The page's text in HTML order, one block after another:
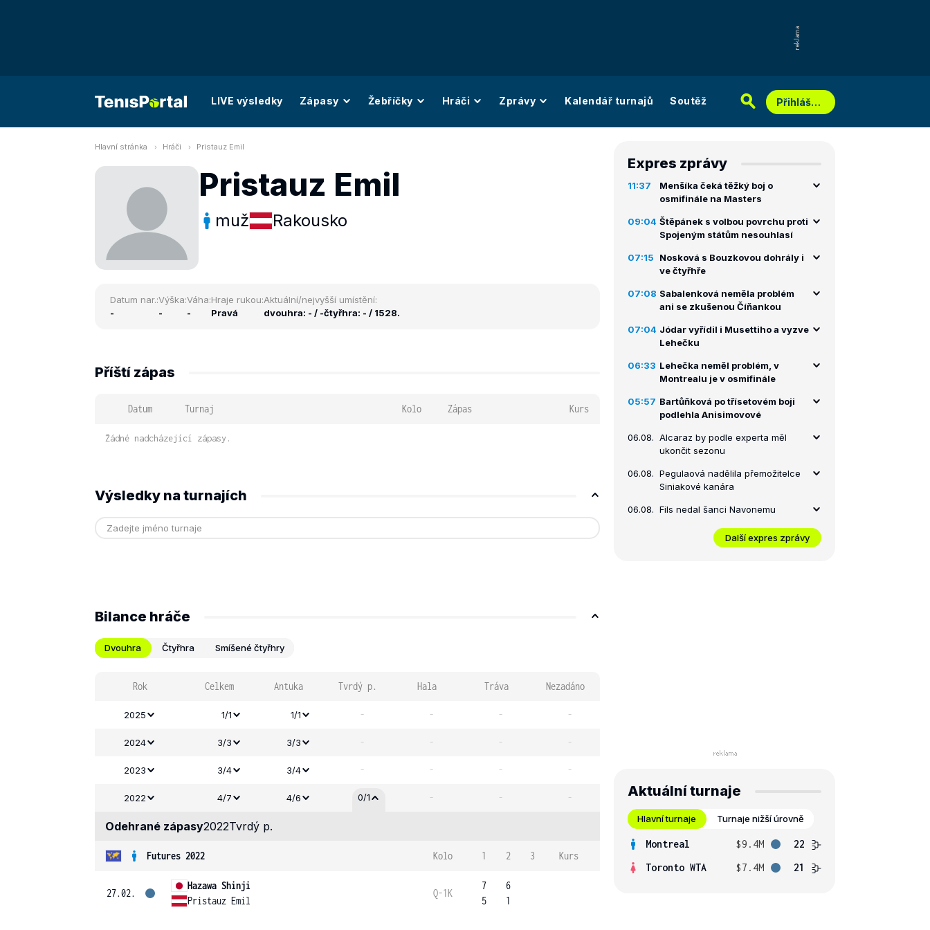
LIVE výsledky Zápasy Žebříčky Hráči Zprávy Kalendář turnajů Soutěž Přihlášení
Hlavní stránka Hráči Pristauz Emil
Pristauz Emil
muž Rakousko
Datum nar.:
-
Výška:
-
Váha:
-
Hraje rukou:
Pravá
Aktuální/nejvyšší umístění:
dvouhra: - / -čtyřhra: - / 1528.
Příští zápas
Datum Turnaj Kolo Zápas Kurs
Žádné nadcházející zápasy.
Výsledky na turnajích
Bilance hráče
Dvouhra Čtyřhra Smíšené čtyřhry
Rok Celkem Antuka Tvrdý p. Hala Tráva Nezadáno
2025 1/1 1/1 - - - -
2024 3/3 3/3 - - - -
2023 3/4 3/4 - - - -
2022 4/7 4/6 0/1 - - -
Odehrané zápasy2022Tvrdý p.
Futures 2022 Kolo 1 2 3 Kurs
27.02.
Hazawa Shinji
Pristauz Emil
Q-1K
7
5
6
1
Expres zprávy
11:37
Menšíka čeká těžký boj o
osmifinále na Masters
09:04 Štěpánek s volbou povrchu proti
Spojeným státům nesouhlasí
07:15
Nosková s Bouzkovou dohrály i
ve čtyřhře
07:08 Sabalenková neměla problém
ani se zkušenou Číňankou
07:04 Jódar vyřídil i Musettiho a vyzve
Lehečku
06:33 Lehečka neměl problém, v
Montrealu je v osmifinále
05:57 Bartůňková po třísetovém boji
podlehla Anisimovové
06.08. Alcaraz by podle experta měl
ukončit sezonu
06.08. Pegulaová nadělila přemožitelce
Siniakové kanára
06.08. Fils nedal šanci Navonemu
Další expres zprávy
Aktuální turnaje
Hlavní turnaje Turnaje nižší úrovně
Montreal $9.4M
22
Toronto WTA
$7.4M 21